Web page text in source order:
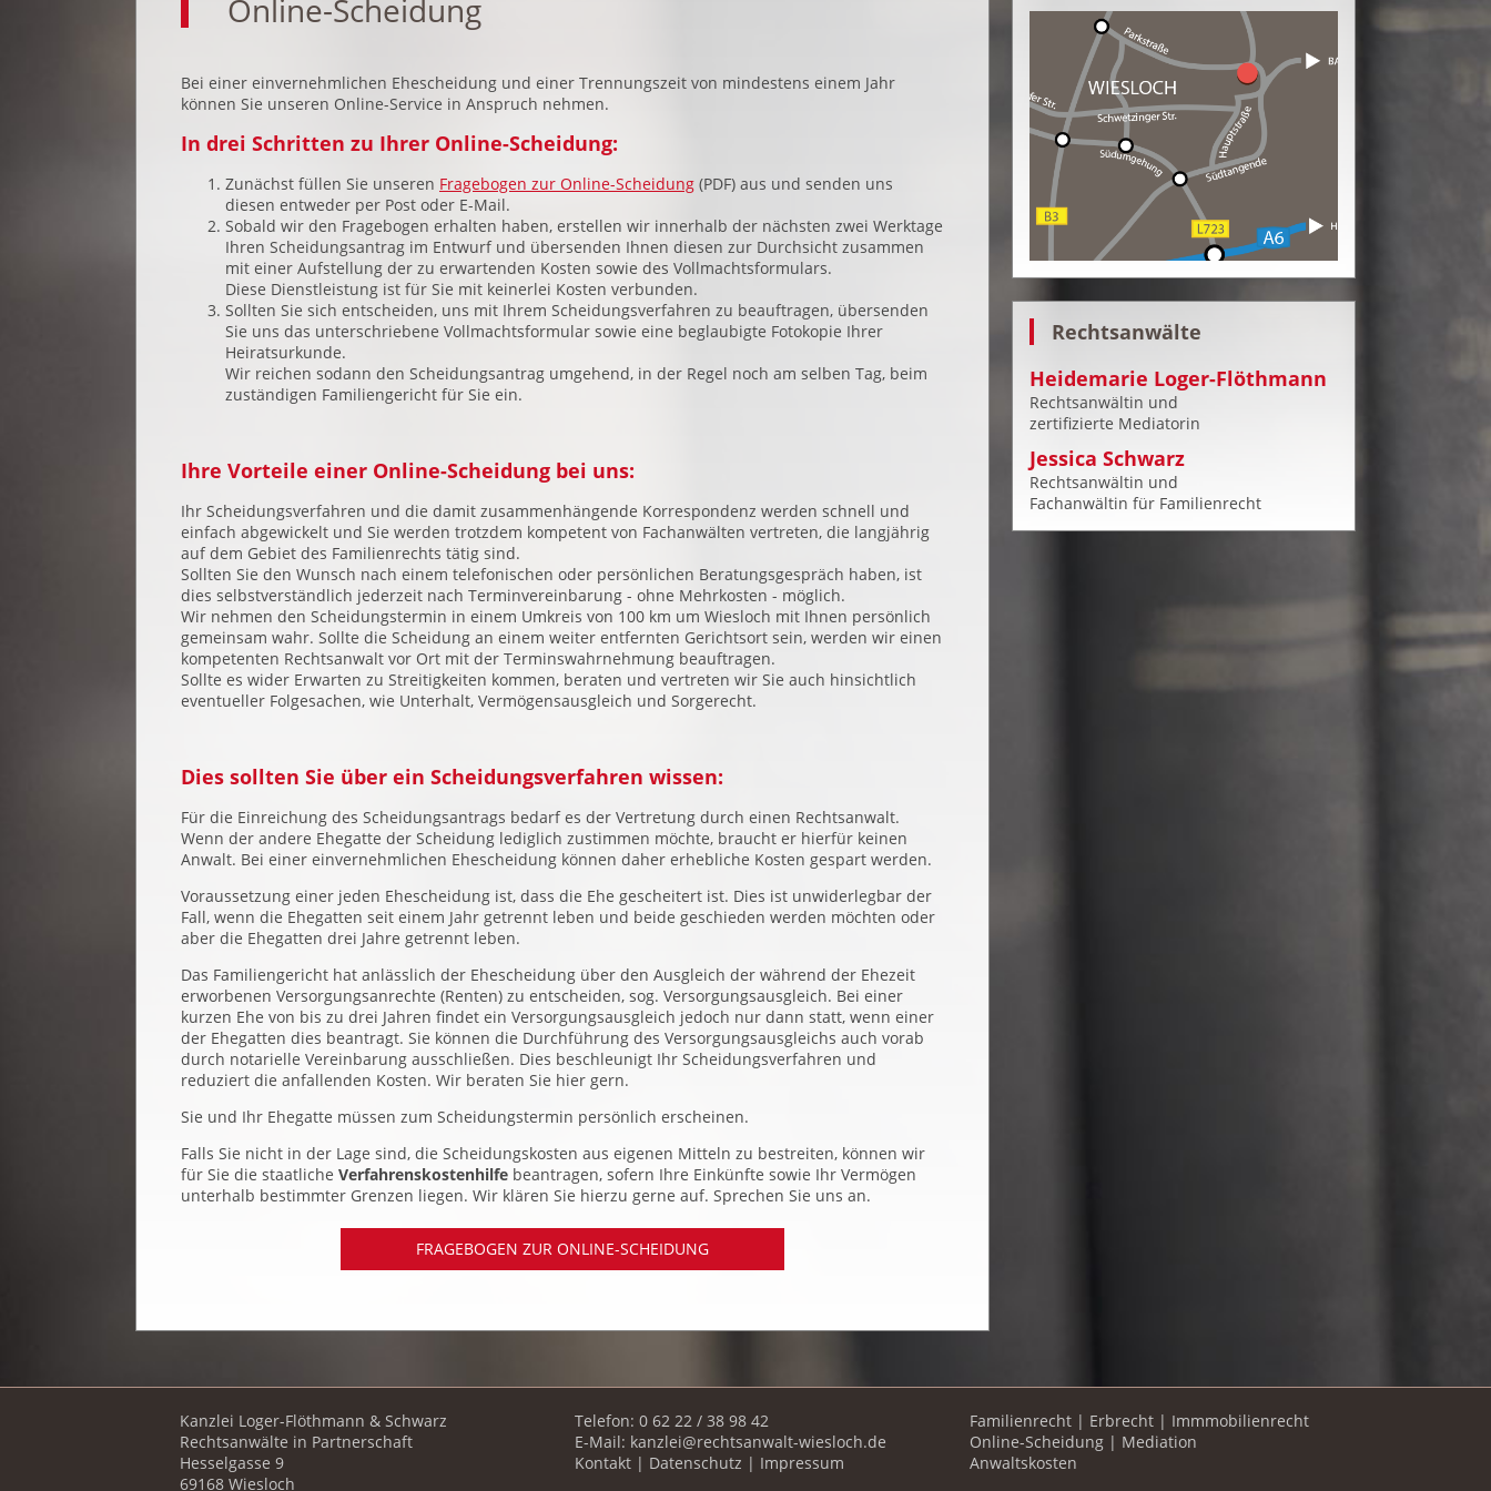
Online-Scheidung
Bei einer einvernehmlichen Ehescheidung und einer Trennungszeit von mindestens einem Jahr
können Sie unseren Online-Service in Anspruch nehmen.
In drei Schritten zu Ihrer Online-Scheidung:
Zunächst füllen Sie unseren Fragebogen zur Online-Scheidung (PDF) aus und senden uns
diesen entweder per Post oder E-Mail.
Sobald wir den Fragebogen erhalten haben, erstellen wir innerhalb der nächsten zwei Werktage
Ihren Scheidungsantrag im Entwurf und übersenden Ihnen diesen zur Durchsicht zusammen
mit einer Aufstellung der zu erwartenden Kosten sowie des Vollmachtsformulars.
Diese Dienstleistung ist für Sie mit keinerlei Kosten verbunden.
Sollten Sie sich entscheiden, uns mit Ihrem Scheidungsverfahren zu beauftragen, übersenden
Sie uns das unterschriebene Vollmachtsformular sowie eine beglaubigte Fotokopie Ihrer
Heiratsurkunde.
Wir reichen sodann den Scheidungsantrag umgehend, in der Regel noch am selben Tag, beim
zuständigen Familiengericht für Sie ein.
Ihre Vorteile einer Online-Scheidung bei uns:
Ihr Scheidungsverfahren und die damit zusammenhängende Korrespondenz werden schnell und
einfach abgewickelt und Sie werden trotzdem kompetent von Fachanwälten vertreten, die langjährig
auf dem Gebiet des Familienrechts tätig sind.
Sollten Sie den Wunsch nach einem telefonischen oder persönlichen Beratungsgespräch haben, ist
dies selbstverständlich jederzeit nach Terminvereinbarung - ohne Mehrkosten - möglich.
Wir nehmen den Scheidungstermin in einem Umkreis von 100 km um Wiesloch mit Ihnen persönlich
gemeinsam wahr. Sollte die Scheidung an einem weiter entfernten Gerichtsort sein, werden wir einen
kompetenten Rechtsanwalt vor Ort mit der Terminswahrnehmung beauftragen.
Sollte es wider Erwarten zu Streitigkeiten kommen, beraten und vertreten wir Sie auch hinsichtlich
eventueller Folgesachen, wie Unterhalt, Vermögensausgleich und Sorgerecht.
Dies sollten Sie über ein Scheidungsverfahren wissen:
Für die Einreichung des Scheidungsantrags bedarf es der Vertretung durch einen Rechtsanwalt.
Wenn der andere Ehegatte der Scheidung lediglich zustimmen möchte, braucht er hierfür keinen
Anwalt. Bei einer einvernehmlichen Ehescheidung können daher erhebliche Kosten gespart werden.
Voraussetzung einer jeden Ehescheidung ist, dass die Ehe gescheitert ist. Dies ist unwiderlegbar der
Fall, wenn die Ehegatten seit einem Jahr getrennt leben und beide geschieden werden möchten oder
aber die Ehegatten drei Jahre getrennt leben.
Das Familiengericht hat anlässlich der Ehescheidung über den Ausgleich der während der Ehezeit
erworbenen Versorgungsanrechte (Renten) zu entscheiden, sog. Versorgungsausgleich. Bei einer
kurzen Ehe von bis zu drei Jahren findet ein Versorgungsausgleich jedoch nur dann statt, wenn einer
der Ehegatten dies beantragt. Sie können die Durchführung des Versorgungsausgleichs auch vorab
durch notarielle Vereinbarung ausschließen. Dies beschleunigt Ihr Scheidungsverfahren und
reduziert die anfallenden Kosten. Wir beraten Sie hier gern.
Sie und Ihr Ehegatte müssen zum Scheidungstermin persönlich erscheinen.
Falls Sie nicht in der Lage sind, die Scheidungskosten aus eigenen Mitteln zu bestreiten, können wir
für Sie die staatliche Verfahrenskostenhilfe beantragen, sofern Ihre Einkünfte sowie Ihr Vermögen
unterhalb bestimmter Grenzen liegen. Wir klären Sie hierzu gerne auf. Sprechen Sie uns an.
FRAGEBOGEN ZUR ONLINE-SCHEIDUNG
Rechtsanwälte
Heidemarie Loger-Flöthmann
Rechtsanwältin und
zertifizierte Mediatorin
Jessica Schwarz
Rechtsanwältin und
Fachanwältin für Familienrecht
Kanzlei Loger-Flöthmann & Schwarz
Rechtsanwälte in Partnerschaft
Hesselgasse 9
69168 Wiesloch
Telefon: 0 62 22 / 38 98 42
E-Mail: kanzlei@rechtsanwalt-wiesloch.de
Kontakt | Datenschutz | Impressum
Familienrecht | Erbrecht | Immmobilienrecht
Online-Scheidung | Mediation
Anwaltskosten